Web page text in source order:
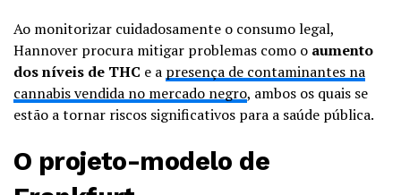
Ao monitorizar cuidadosamente o consumo legal,
Hannover procura mitigar problemas como o aumento
dos níveis de THC e a presença de contaminantes na
cannabis vendida no mercado negro, ambos os quais se
estão a tornar riscos significativos para a saúde pública.
O projeto-modelo de